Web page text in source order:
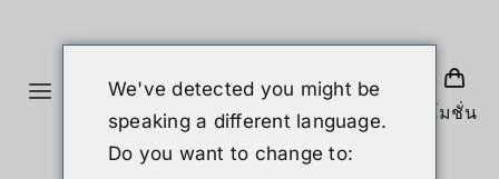
Toggle
Navigation
โปรโมชั่น
We've detected you might be
speaking a different language.
Do you want to change to: